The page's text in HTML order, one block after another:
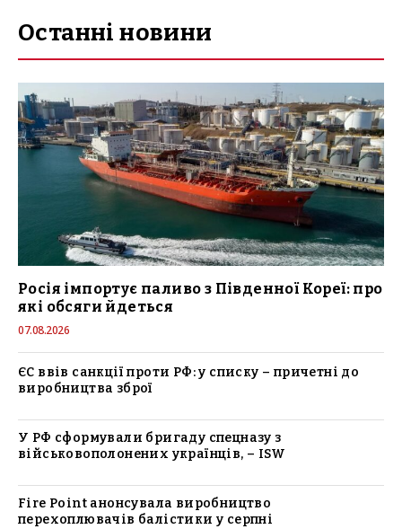
Останні новини
Росія імпортує паливо з Південної Кореї: про
які обсяги йдеться
07.08.2026
ЄС ввів санкції проти РФ: у списку – причетні до
виробництва зброї
У РФ сформували бригаду спецназу з
військовополонених українців, – ISW
Fire Point анонсувала виробництво
перехоплювачів балістики у серпні